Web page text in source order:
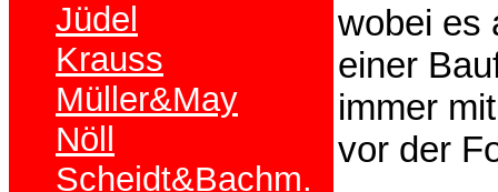
Jüdel
Krauss
Müller&May
Nöll
Scheidt&Bachm.
wobei es
einer
immer
vor der